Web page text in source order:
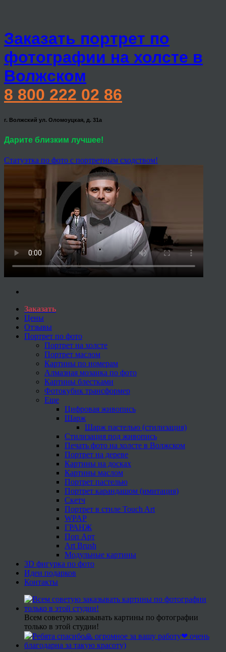
Заказать портрет по
фотографии на холсте в
Волжском
8 800 222 02 86
г. Волжский ул. Оломоуцкая, д. 31а
Дарите близким лучшее!
Статуэтка по фото с портретным сходством!
Заказать
Цены
Отзывы
Портрет по фото
Портрет на холсте
Портрет маслом
Картины по номерам
Алмазная мозаика по фото
Картины блестками
Фотокубик трансформер
Еще
Цифровая живопись
Шарж
Шарж пастелью (стилизация)
Стилизация под живопись
Печать фото на холсте в Волжском
Портрет на дереве
Картины на досках
Картины маслом
Портрет пастелью
Портрет карандашом (имитация)
Скетч
Портрет в стиле Touch Art
WPAP
ГРАНЖ
Поп Арт
Art Brush
Модульные картины
3D фигурка по фото
Идеи подарков
Контакты
Всем советую заказывать картины по фотографии
только в этой студии!